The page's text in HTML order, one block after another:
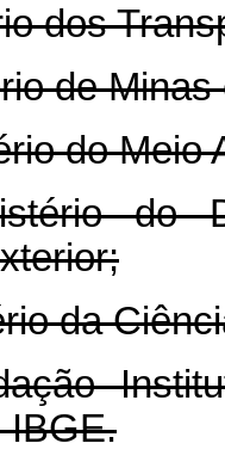
dos
de Minas
do Meio
do
da
IBGE.